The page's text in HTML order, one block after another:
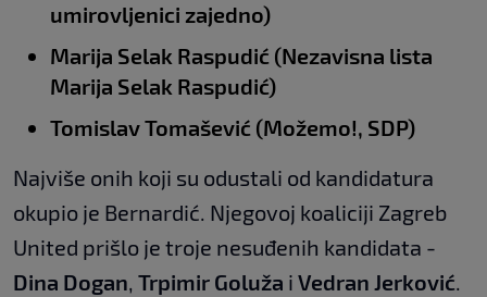
umirovljenici zajedno)
Marija Selak Raspudić (Nezavisna lista
Marija Selak Raspudić)
Tomislav Tomašević (Možemo!, SDP)
Najviše onih koji su odustali od kandidatura
okupio je Bernardić. Njegovoj koaliciji Zagreb
United prišlo je troje nesuđenih kandidata -
Dina Dogan, Trpimir Goluža i Vedran Jerković.